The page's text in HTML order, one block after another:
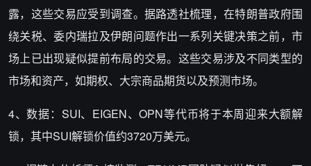
露，这些交易应受到调查。据路透社梳理，在特朗普政府围
绕关税、委内瑞拉及伊朗问题作出一系列关键决策之前，市
场上已出现疑似提前布局的交易。这些交易涉及不同类型的
市场和资产，如期权、大宗商品期货以及预测市场。
4、数据：SUI、EIGEN、OPN等代币将于本周迎来大额解
锁，其中SUI解锁价值约3720万美元。